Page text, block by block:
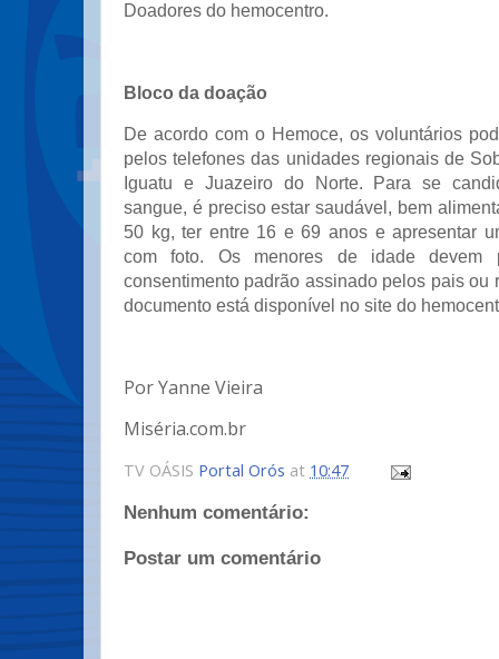
Doadores do hemocentro.
Bloco da doação
De acordo com o Hemoce, os voluntários
pelos telefones das unidades regionais de
Iguatu e Juazeiro do Norte. Para se
sangue, é preciso estar saudável, bem
50 kg, ter entre 16 e 69 anos e apresentar
com foto. Os menores de idade devem
consentimento padrão assinado pelos pais ou
documento está disponível no site do
Por Yanne Vieira
Miséria.com.br
TV OÁSIS Portal Orós at 10:47
Nenhum comentário:
Postar um comentário